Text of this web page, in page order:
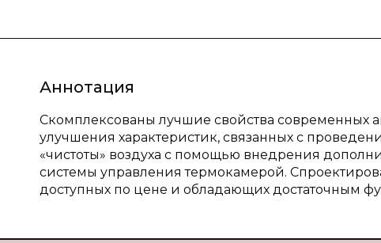
Аннотация
Скомплексованы лучшие свойства современных
улучшения характеристик, связанных с
«чистоты» воздуха с помощью внедрения
системы управления термокамерой.
доступных по цене и обладающих достаточным